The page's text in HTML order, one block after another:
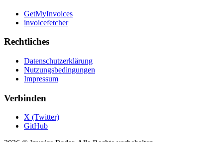
GetMyInvoices
invoicefetcher
Rechtliches
Datenschutzerklärung
Nutzungsbedingungen
Impressum
Verbinden
X (Twitter)
GitHub